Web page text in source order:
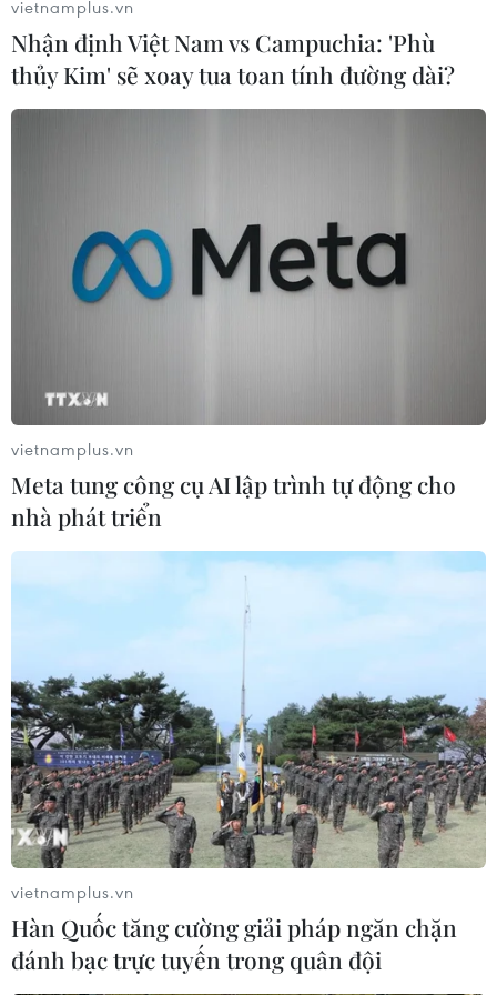
vietnamplus.vn
Nhận định Việt Nam vs Campuchia: 'Phù
thủy Kim' sẽ xoay tua toan tính đường dài?
vietnamplus.vn
Meta tung công cụ AI lập trình tự động cho
nhà phát triển
vietnamplus.vn
Hàn Quốc tăng cường giải pháp ngăn chặn
đánh bạc trực tuyến trong quân đội